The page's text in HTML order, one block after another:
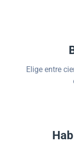
Elige entre